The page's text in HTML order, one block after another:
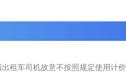
租车司机故意不按照规定使用计